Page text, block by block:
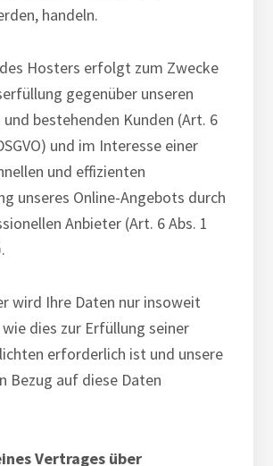
handeln.
Hosters erfolgt zum Zwecke
gegenüber unseren
bestehenden Kunden (Art. 6
und im Interesse einer
und effizienten
unseres Online-Angebots durch
Anbieter (Art. 6 Abs. 1
wird Ihre Daten nur insoweit
dies zur Erfüllung seiner
erforderlich ist und unsere
Bezug auf diese Daten
Vertrages über